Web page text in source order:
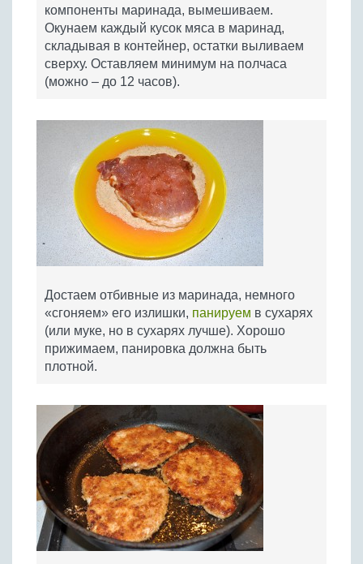
компоненты маринада, вымешиваем.
Окунаем каждый кусок мяса в маринад,
складывая в контейнер, остатки выливаем
сверху. Оставляем минимум на полчаса
(можно – до 12 часов).
Достаем отбивные из маринада, немного
«сгоняем» его излишки, панируем в сухарях
(или муке, но в сухарях лучше). Хорошо
прижимаем, панировка должна быть
плотной.